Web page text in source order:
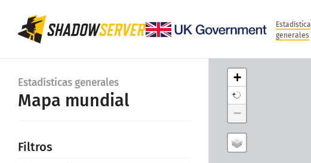
generales
Estadísticas generales
Mapa mundial
Filtros
+
−